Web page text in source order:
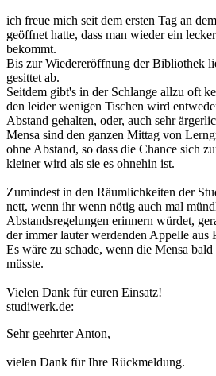
ich freue mich seit dem ersten Tag an
geöffnet hatte, dass man wieder ein
bekommt.
Bis zur Wiedereröffnung der Bibliothek
gesittet ab.
Seitdem gibt's in der Schlange allzu oft
den leider wenigen Tischen wird
Abstand gehalten, oder, auch sehr
Mensa sind den ganzen Mittag von
ohne Abstand, so dass die Chance sich
kleiner wird als sie es ohnehin ist.
Zumindest in den Räumlichkeiten der
nett, wenn ihr wenn nötig auch mal
Abstandsregelungen erinnern würdet,
der immer lauter werdenden Appelle aus
Es wäre zu schade, wenn die Mensa
müsste.
Vielen Dank für euren Einsatz!
studiwerk.de:
Sehr geehrter Anton,
vielen Dank für Ihre Rückmeldung.